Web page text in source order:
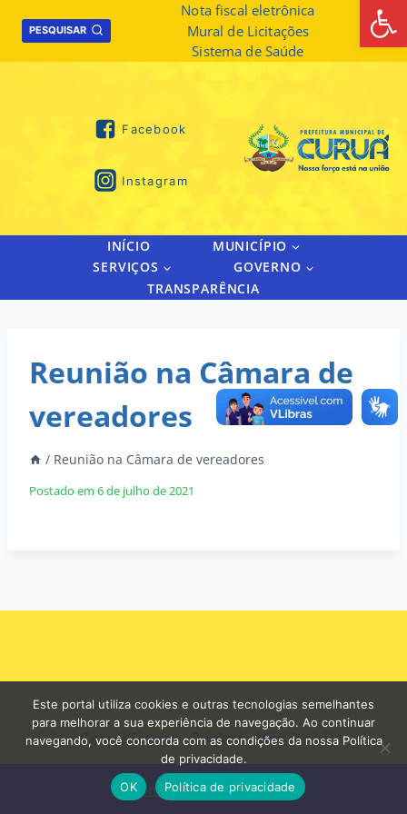
PESQUISAR
Nota fiscal eletrônica
Mural de Licitações
Sistema de Saúde
Facebook
Instagram
INÍCIO
MUNICÍPIO
SERVIÇOS
GOVERNO
TRANSPARÊNCIA
Reunião na Câmara de
vereadores
/ Reunião na Câmara de vereadores
Postado em 6 de julho de 2021
Carta de Serviços Ouvidoria Mapa do site
© 2026 - Prefeitura de Curuá
Este portal utiliza cookies e outras tecnologias semelhantes
para melhorar a sua experiência de navegação. Ao continuar
navegando, você concorda com as condições da nossa Política
de privacidade.
OK
Política de privacidade